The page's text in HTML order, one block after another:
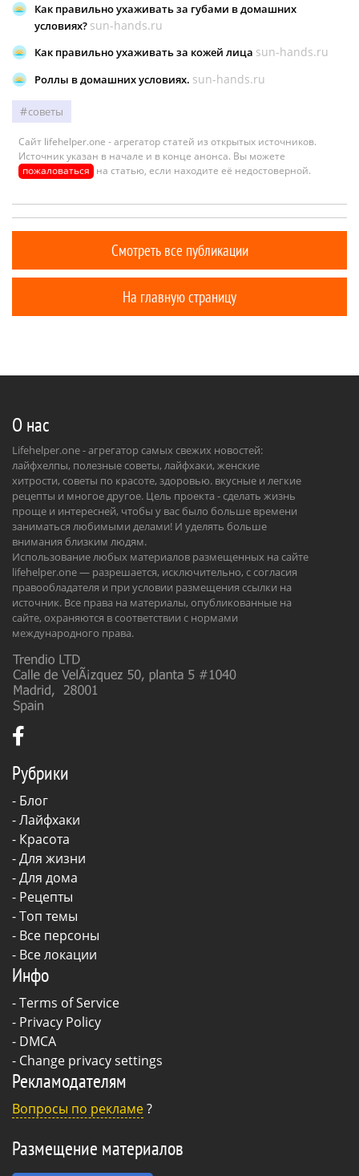
Как правильно ухаживать за губами в домашних
условиях? sun-hands.ru
Как правильно ухаживать за кожей лица sun-hands.ru
Роллы в домашних условиях. sun-hands.ru
советы
Сайт lifehelper.one - агрегатор статей из открытых источников.
Источник указан в начале и в конце анонса. Вы можете
пожаловаться на статью, если находите её недостоверной.
Смотреть все публикации
На главную страницу
О нас
Lifehelper.one - агрегатор самых свежих новостей:
лайфхелпы, полезные советы, лайфхаки, женские
хитрости, советы по красоте, здоровью. вкусные и легкие
рецепты и многое другое. Цель проекта - сделать жизнь
проще и интересней, чтобы у вас было больше времени
заниматься любимыми делами! И уделять больше
внимания близким людям.
Использование любых материалов размещенных на сайте
lifehelper.one — разрешается, исключительно, с согласия
правообладателя и при условии размещения ссылки на
источник. Все права на материалы, опубликованные на
сайте, охраняются в соответствии с нормами
международного права.
Рубрики
- Блог
-Лайфхаки
- Красота
-Для жизни
-Для дома
- Рецепты
- Топ темы
- Все персоны
- Все локации
Инфо
-Terms of Service
- Privacy Policy
- DMCA
- Change privacy settings
Рекламодателям
Вопросы по рекламе?
Размещение материалов